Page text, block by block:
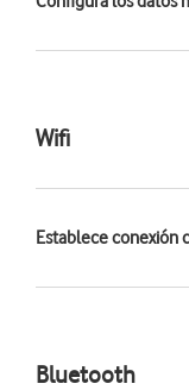
Wifi
Establece conexión
Bluetooth